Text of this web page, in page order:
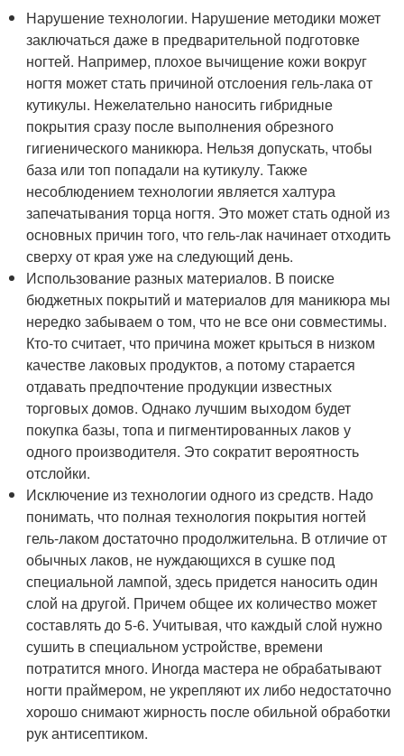
Нарушение технологии. Нарушение методики может
заключаться даже в предварительной подготовке
ногтей. Например, плохое вычищение кожи вокруг
ногтя может стать причиной отслоения гель-лака от
кутикулы. Нежелательно наносить гибридные
покрытия сразу после выполнения обрезного
гигиенического маникюра. Нельзя допускать, чтобы
база или топ попадали на кутикулу. Также
несоблюдением технологии является халтура
запечатывания торца ногтя. Это может стать одной из
основных причин того, что гель-лак начинает отходить
сверху от края уже на следующий день.
Использование разных материалов. В поиске
бюджетных покрытий и материалов для маникюра мы
нередко забываем о том, что не все они совместимы.
Кто-то считает, что причина может крыться в низком
качестве лаковых продуктов, а потому старается
отдавать предпочтение продукции известных
торговых домов. Однако лучшим выходом будет
покупка базы, топа и пигментированных лаков у
одного производителя. Это сократит вероятность
отслойки.
Исключение из технологии одного из средств. Надо
понимать, что полная технология покрытия ногтей
гель-лаком достаточно продолжительна. В отличие от
обычных лаков, не нуждающихся в сушке под
специальной лампой, здесь придется наносить один
слой на другой. Причем общее их количество может
составлять до 5-6. Учитывая, что каждый слой нужно
сушить в специальном устройстве, времени
потратится много. Иногда мастера не обрабатывают
ногти праймером, не укрепляют их либо недостаточно
хорошо снимают жирность после обильной обработки
рук антисептиком.